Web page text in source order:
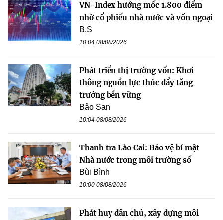
VN-Index hướng mốc 1.800 điểm
nhờ cổ phiếu nhà nước và vốn ngoại
B.S
10:04 08/08/2026
Phát triển thị trường vốn: Khơi
thông nguồn lực thúc đẩy tăng
trưởng bền vững
Bảo San
10:04 08/08/2026
Thanh tra Lào Cai: Bảo vệ bí mật
Nhà nước trong môi trường số
Bùi Bình
10:00 08/08/2026
Phát huy dân chủ, xây dựng môi